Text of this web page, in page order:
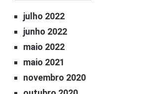
julho 2022
junho 2022
maio 2022
maio 2021
novembro 2020